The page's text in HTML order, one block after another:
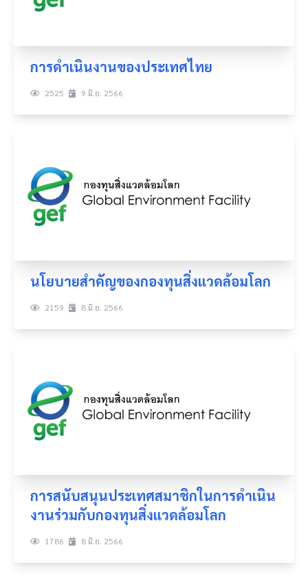
การดำเนินงานของประเทศไทย
2525 9 มิ.ย. 2566
นโยบายสำคัญของกองทุนสิ่งแวดล้อมโลก
2159 8 มิ.ย. 2566
การสนับสนุนประเทศสมาชิกในการดำเนิน
งานร่วมกับกองทุนสิ่งแวดล้อมโลก
1786 8 มิ.ย. 2566
สมัครสมาชิก
บันทึกสำเร็จ